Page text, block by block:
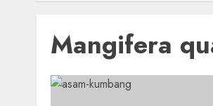
Mangifera